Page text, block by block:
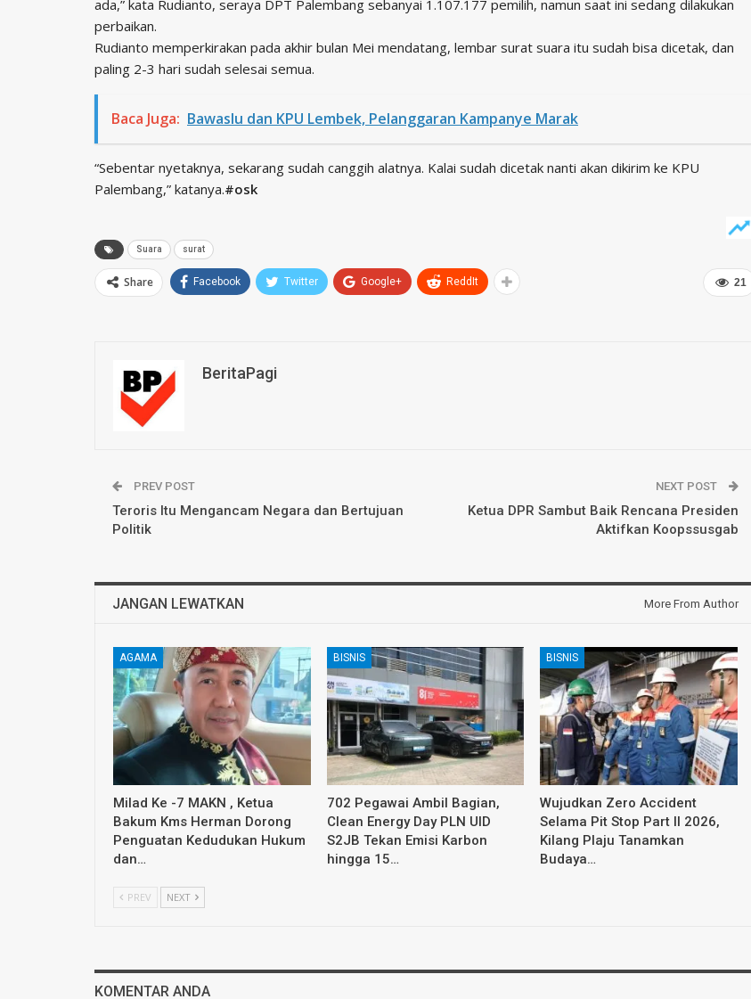
ada,” kata Rudianto, seraya DPT Palembang sebanyai 1.107.177 pemilih, namun saat ini sedang dilakukan
perbaikan.
Rudianto memperkirakan pada akhir bulan Mei mendatang, lembar surat suara itu sudah bisa dicetak, dan
paling 2-3 hari sudah selesai semua.
Baca Juga: Bawaslu dan KPU Lembek, Pelanggaran Kampanye Marak
“Sebentar nyetaknya, sekarang sudah canggih alatnya. Kalai sudah dicetak nanti akan dikirim ke KPU
Palembang,” katanya.#osk
Suara surat
21
Share Facebook Twitter Google+ ReddIt
BeritaPagi
PREV POST
Teroris Itu Mengancam Negara dan Bertujuan
Politik
NEXT POST
Ketua DPR Sambut Baik Rencana Presiden
Aktifkan Koopssusgab
JANGAN LEWATKAN More From Author
AGAMA
Milad Ke -7 MAKN , Ketua
Bakum Kms Herman Dorong
Penguatan Kedudukan Hukum
dan…
BISNIS
702 Pegawai Ambil Bagian,
Clean Energy Day PLN UID
S2JB Tekan Emisi Karbon
hingga 15…
BISNIS
Wujudkan Zero Accident
Selama Pit Stop Part II 2026,
Kilang Plaju Tanamkan
Budaya…
PREV NEXT
KOMENTAR ANDA